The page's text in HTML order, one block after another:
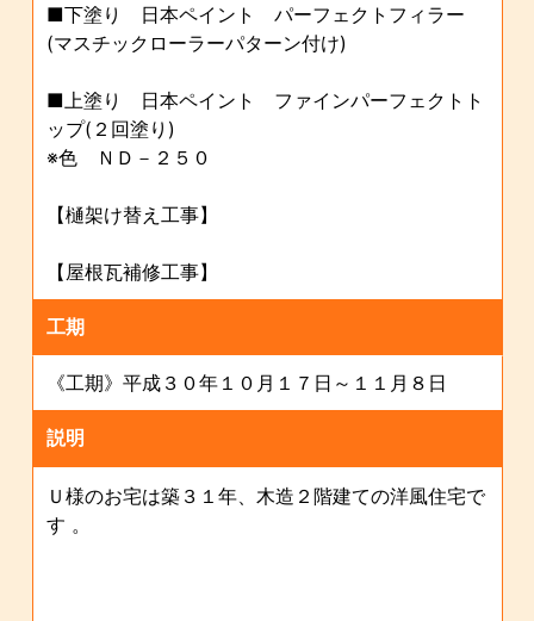
■下塗り 日本ペイント パーフェクトフィラー
(マスチックローラーパターン付け)
■上塗り 日本ペイント ファインパーフェクトト
ップ(２回塗り)
※色 ＮＤ－２５０
【樋架け替え工事】
【屋根瓦補修工事】
工期
《工期》平成３０年１０月１７日～１１月８日
説明
Ｕ様のお宅は築３１年、木造２階建ての洋風住宅で
す 。